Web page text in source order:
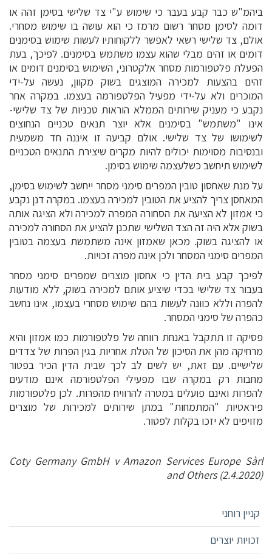
ביהמ"ש כבר קבע בעבר כי שימוש ע"י צד שלישי בסימן זהה או
דומה לסימן מסחר רשום מרמז כי הוא עושה בו שימוש מסחרי.
אולם, צד שלישי רשאי לאפשר ללקוחותיו לעשות שימוש בסימנים
דומים או זהים מבלי שהוא עצמו משתמש בסימנים. לפיכך, בעת
הפעלת פלטפורמות מסחר אלקטרוני, השימוש בסימנים דומים או
זהים בהצעות למכירה המוצגים בשוק מקוון, נעשה על-ידי
המוכרים ולא על-ידי מפעיל הפלטפורמה בעצמו. במקרה אחר
נקבע כי מעניק שירותים הממלא הוראות טכניות של צד שלישי-
אינו "משתמש" בסימנים אלא יוצר תנאים טכניים הנחוצים
לשימושו של צד שלישי. אולם קביעה זו איננה חד משמעית
ובנסיבות מסוימות יכולים להיות מקרים שיצירת התנאים הטכניים
לשימוש תיחשב כשלעצמה שימוש בסימן.
על מנת שאחסון טובין המפרים סימני מסחר ייחשב לשימוש בסימן,
המאחסן צריך להציע את הטובין למכירה בעצמו. במקרה דנן נקבע
כי אמזון לא הציעה את הסחורה המפרה למכירה ולא הציגה אותה
בשוק אלא היה זה הצד השלישי שתכנן להציע את הסחורה למכירה
או להציגה בשוק. מכאן שאמזון אינה משתמשת בעצמה בטובין
המפרים סימני המסחר ולכן אינה מפרה זכויות.
לפיכך קבע בית הדין כי אחסון מוצרים שמפרים סימני מסחר
בעבור צד שלישי בכדי שיציע אותם למכירה בשוק, ללא מודעות
להפרה וללא כוונה לעשות בהם שימוש מסחרי בעצמו, אינו נחשב
כהפרה של סימני המסחר.
פסיקה זו תתקבל באנחת רווחה של פלטפורמות כמו אמזון והיא
מרחיקה מהן את הסיכון של הטלת אחריות בגין הפרות של צדדים
שלישיים. עם זאת, יש לשים לב לכך שבית הדין הכיר בפטור
מחבות רק במקרה שבו מפעילי הפלטפורמה אינם מודעים
להפרות ואינם פועלים במטרה להרוויח מהפרות. לכן פלטפורמות
פיראטיות "המתמחות" במתן שירותים למכירות של מוצרים
מזויפים לא יזכו בקלות לפטור.
Coty Germany GmbH v Amazon Services Europe Sàrl
and Others (2.4.2020)
קניין רוחני
זכויות יוצרים